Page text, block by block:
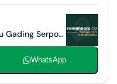
Diana Fransiska rumahbaru Gading Serpong
WhatsApp